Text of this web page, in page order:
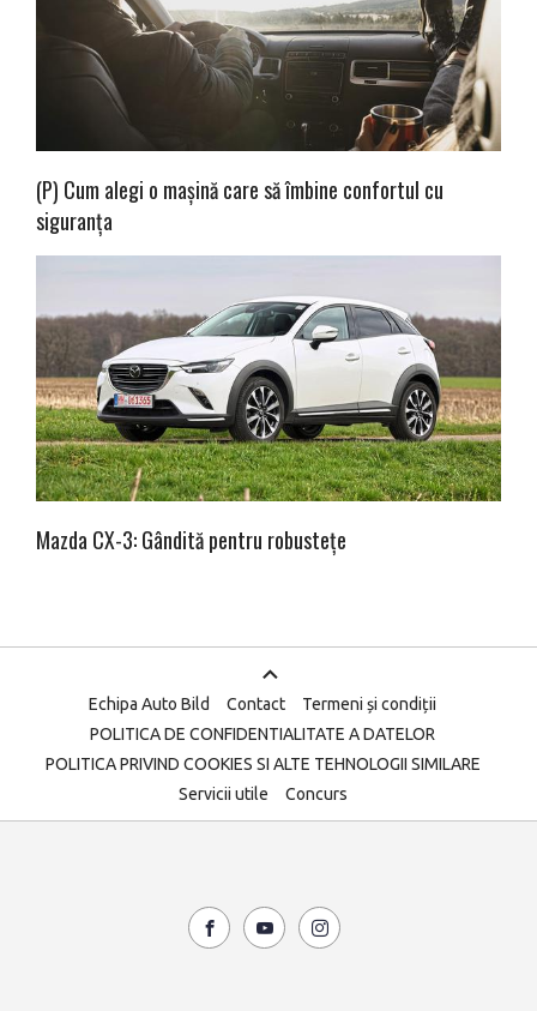
(P) Cum alegi o mașină care să îmbine confortul cu
siguranța
Mazda CX-3: Gândită pentru robustețe
Echipa Auto Bild Contact
Termeni și condiții
POLITICA DE CONFIDENTIALITATE A DATELOR
POLITICA PRIVIND COOKIES SI ALTE TEHNOLOGII SIMILARE
Servicii utile
Concurs